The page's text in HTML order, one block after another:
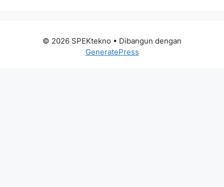
© 2026 SPEKtekno • Dibangun dengan
GeneratePress